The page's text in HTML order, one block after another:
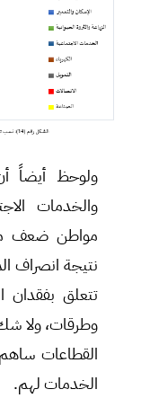
ولوحظ أيضاً
والخدمات
مواطن ضعف
نتيجة انصراف
تتعلق بفقدان
وطرقات، ولا
القطاعات
الخدمات لهم.